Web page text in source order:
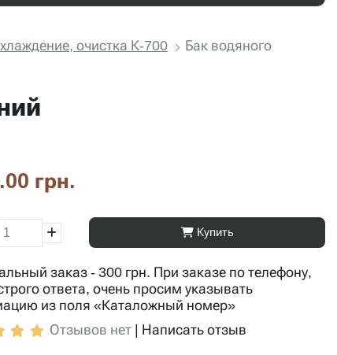
очистка К-700
Бак водяного
грн.
Купить
заказ - 300 грн. При заказе по телефону,
ответа, очень просим указывать
из поля «Каталожный номер»
Отзывов нет | Написать отзыв